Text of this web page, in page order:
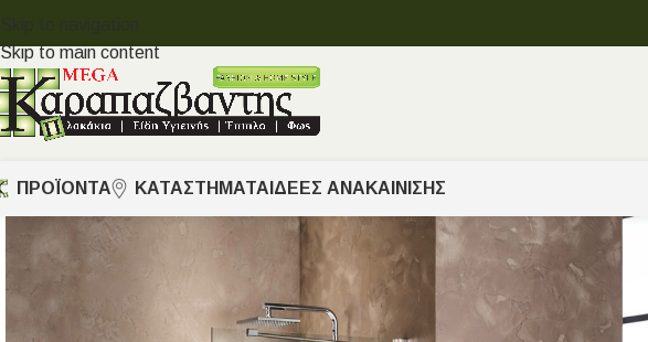
Skip to navigation
Skip to main content
ΠΡΟΪΟΝΤΑ ΚΑΤΑΣΤΗΜΑΤΑ ΙΔΈΕΣ ΑΝΑΚΑΊΝΙΣΗΣ